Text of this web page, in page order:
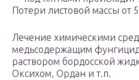
Потери листовой массы от
Лечение химическими
медьсодержащим
раствором бордосской
Оксихом, Ордан и т.п.